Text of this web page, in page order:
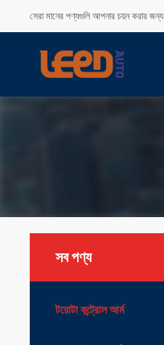
সেরা মানের পণ্যগুলি আপনার চয়ন করার জন্য
সব পণ্য
টয়োটা কন্ট্রোল আর্ম